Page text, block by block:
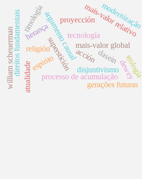
argumento causal
superstición
proyección
processo de acumulação
mais-valor global
mais-valor relativo
disjuntivismo
religión
tecnología
dewey
teología
direitos fundamentais espirito
william scheuerman dasein
herança
modernização
gerações futuras
timología
acción
atualidade